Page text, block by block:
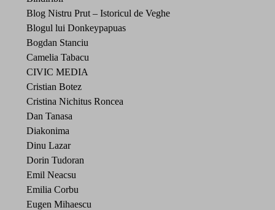
Blog Nistru Prut – Istoricul de Veghe
Blogul lui Donkeypapuas
Bogdan Stanciu
Camelia Tabacu
CIVIC MEDIA
Cristian Botez
Cristina Nichitus Roncea
Dan Tanasa
Diakonima
Dinu Lazar
Dorin Tudoran
Emil Neacsu
Emilia Corbu
Eugen Mihaescu